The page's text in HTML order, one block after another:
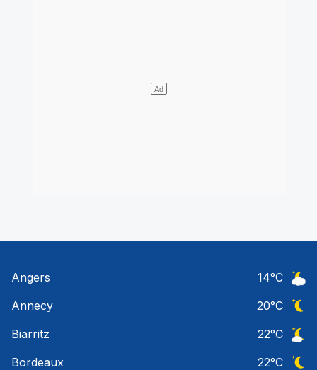
Angers 14°C
Annecy
20°C
Biarritz
22°C
Bordeaux
22°C